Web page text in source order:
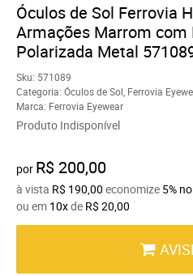
Óculos de Sol Ferrovia
Armações Marrom com
Polarizada Metal
Sku: 571089
Categoria: Óculos de Sol Ferrovia
Marca: Ferrovia Eyewear
Produto Indisponível
por R$ 200,00
à vista R$ 190,00 economize 5%
ou em 10xde R$ 20,00